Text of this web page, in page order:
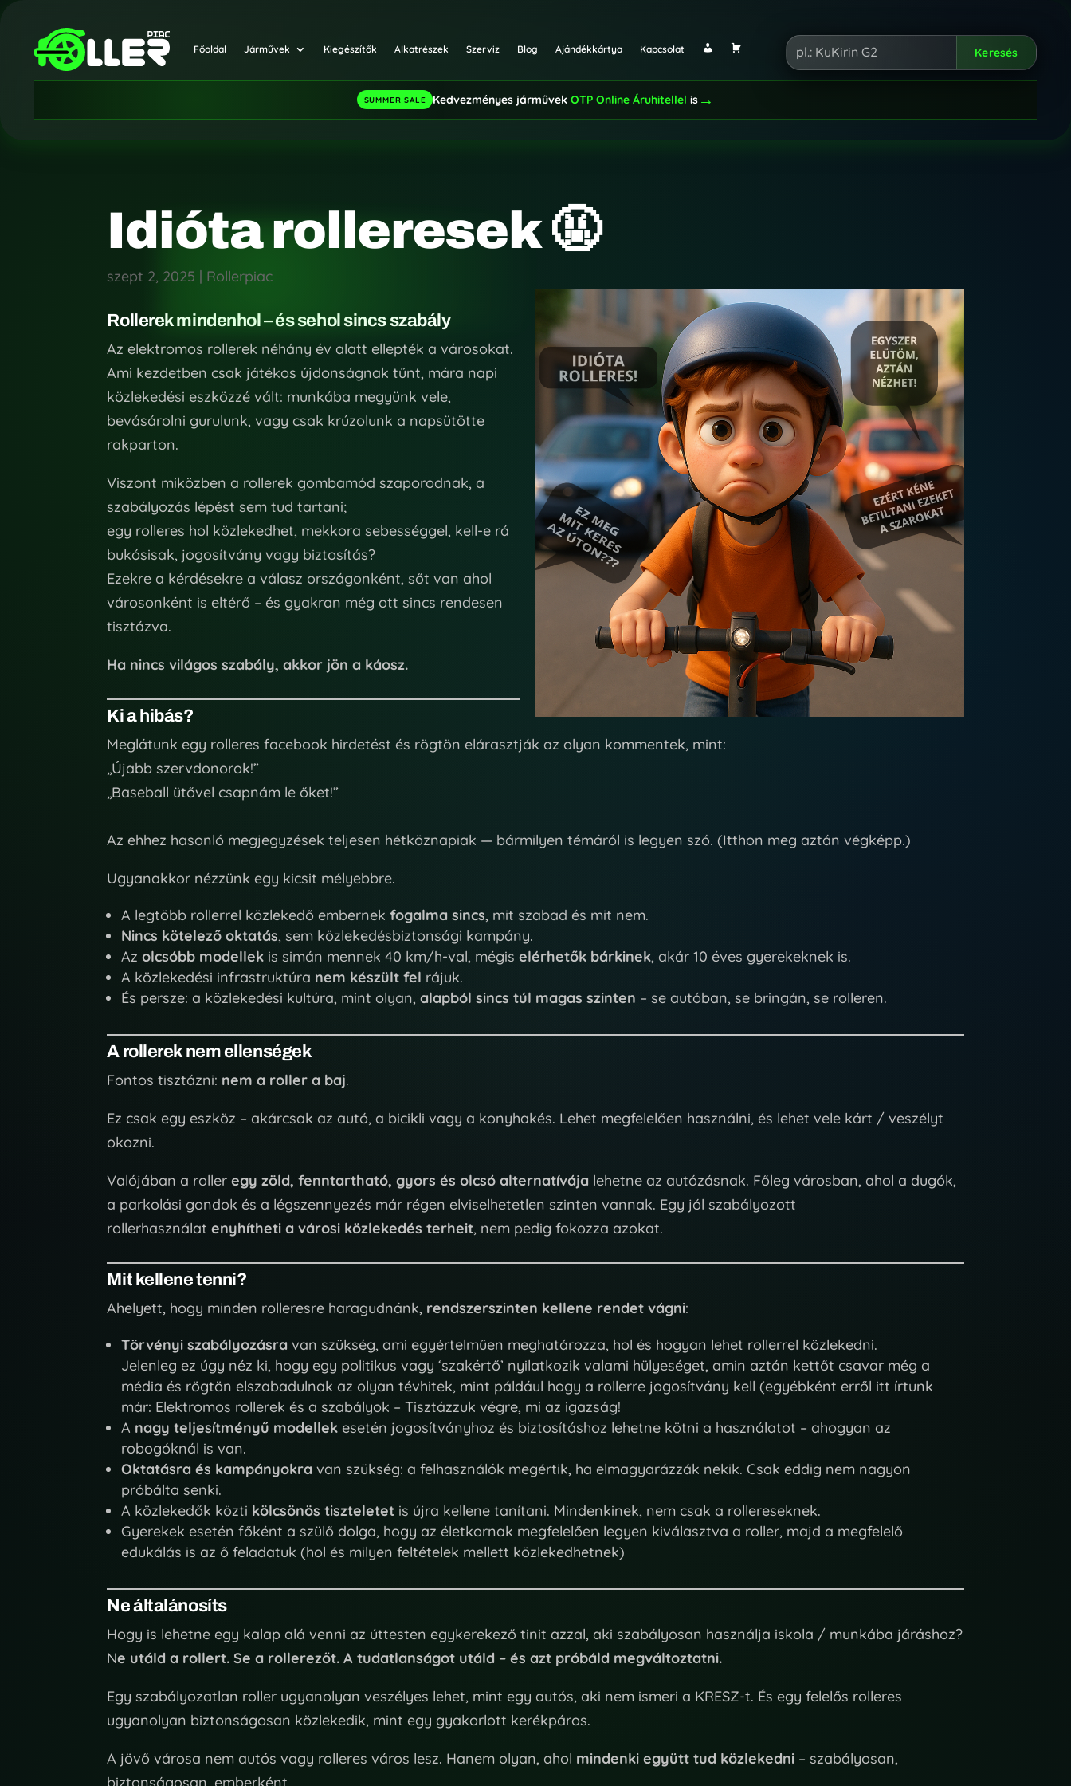
Főoldal Járművek Kiegészítők Alkatrészek Szerviz Blog Ajándékkártya Kapcsolat FiókomKosár
SUMMER SALE Kedvezményes járművekOTP Online Áruhitellel is →
Idióta rolleresek 🤬
szept 2, 2025 | Rollerpiac
Rollerek mindenhol – és sehol sincs szabály
Az elektromos rollerek néhány év alatt ellepték a városokat.
Ami kezdetben csak játékos újdonságnak tűnt, mára napi
közlekedési eszközzé vált: munkába megyünk vele,
bevásárolni gurulunk, vagy csak krúzolunk a napsütötte
rakparton.
Viszont miközben a rollerek gombamód szaporodnak, a
szabályozás lépést sem tud tartani;
egy rolleres hol közlekedhet, mekkora sebességgel, kell-e rá
bukósisak, jogosítvány vagy biztosítás?
Ezekre a kérdésekre a válasz országonként, sőt van ahol
városonként is eltérő – és gyakran még ott sincs rendesen
tisztázva.
Ha nincs világos szabály, akkor jön a káosz.
Ki a hibás?
Meglátunk egy rolleres facebook hirdetést és rögtön elárasztják az olyan kommentek, mint:
„Újabb szervdonorok!”
„Baseball ütővel csapnám le őket!”
Az ehhez hasonló megjegyzések teljesen hétköznapiak — bármilyen témáról is legyen szó. (Itthon meg aztán végképp.)
Ugyanakkor nézzünk egy kicsit mélyebbre.
A legtöbb rollerrel közlekedő embernekfogalma sincs, mit szabad és mit nem.
Nincs kötelező oktatás, sem közlekedésbiztonsági kampány.
Azolcsóbb modellek is simán mennek 40 km/h-val, mégiselérhetők bárkinek, akár 10 éves gyerekeknek is.
A közlekedési infrastruktúra nem készült fel rájuk.
És persze: a közlekedési kultúra, mint olyan,alapból sincs túl magas szinten – se autóban, se bringán, se rolleren.
A rollerek nem ellenségek
Fontos tisztázni: nem a roller a baj.
Ez csak egy eszköz – akárcsak az autó, a bicikli vagy a konyhakés. Lehet megfelelően használni, és lehet vele kárt / veszélyt
okozni.
Valójában a rolleregy zöld, fenntartható, gyors és olcsó alternatívája lehetne az autózásnak. Főleg városban, ahol a dugók,
a parkolási gondok és a légszennyezés már régen elviselhetetlen szinten vannak. Egy jól szabályozott
rollerhasználatenyhítheti a városi közlekedés terheit, nem pedig fokozza azokat.
Mit kellene tenni?
Ahelyett, hogy minden rolleresre haragudnánk, rendszerszinten kellene rendet vágni:
Törvényi szabályozásra van szükség, ami egyértelműen meghatározza, hol és hogyan lehet rollerrel közlekedni.
Jelenleg ez úgy néz ki, hogy egy politikus vagy ‘szakértő’ nyilatkozik valami hülyeséget, amin aztán kettőt csavar még a
média és rögtön elszabadulnak az olyan tévhitek, mint páldául hogy a rollerre jogosítvány kell (egyébként erről itt írtunk
már: Elektromos rollerek és a szabályok – Tisztázzuk végre, mi az igazság!
A nagy teljesítményű modellek esetén jogosítványhoz és biztosításhoz lehetne kötni a használatot – ahogyan az
robogóknál is van.
Oktatásra és kampányokra van szükség: a felhasználók megértik, ha elmagyarázzák nekik. Csak eddig nem nagyon
próbálta senki.
A közlekedők közti kölcsönös tiszteletet is újra kellene tanítani. Mindenkinek, nem csak a rollereseknek.
Gyerekek esetén főként a szülő dolga, hogy az életkornak megfelelően legyen kiválasztva a roller, majd a megfelelő
edukálás is az ő feladatuk (hol és milyen feltételek mellett közlekedhetnek)
Ne általánosíts
Hogy is lehetne egy kalap alá venni az úttesten egykerekező tinit azzal, aki szabályosan használja iskola / munkába járáshoz?
Ne utáld a rollert. Se a rollerezőt. A tudatlanságot utáld – és azt próbáld megváltoztatni.
Egy szabályozatlan roller ugyanolyan veszélyes lehet, mint egy autós, aki nem ismeri a KRESZ-t. És egy felelős rolleres
ugyanolyan biztonságosan közlekedik, mint egy gyakorlott kerékpáros.
A jövő városa nem autós vagy rolleres város lesz. Hanem olyan, ahol mindenki együtt tud közlekedni – szabályosan,